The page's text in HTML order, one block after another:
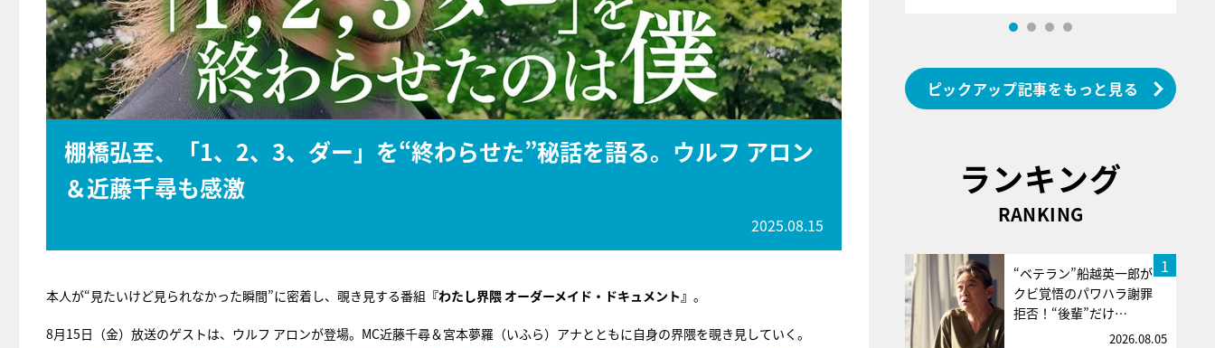
棚橋弘至、「1、2、3、ダー」を“終わらせた”秘話を語る。ウルフ アロン
＆近藤千尋も感激
2025.08.15
本人が“見たいけど見られなかった瞬間”に密着し、覗き見する番組 『わたし界隈 オーダーメイド・ドキュメント』 。
8月15日（金）放送のゲストは、ウルフ アロンが登場。MC近藤千尋＆宮本夢羅（いふら）アナとともに自身の界隈を覗き見していく。
ピックアップ記事をもっと見る
ランキング
RANKING
1
“ベテラン”船越英一郎が
クビ覚悟のパワハラ謝罪
拒否！“後輩”だけ…
2026.08.05